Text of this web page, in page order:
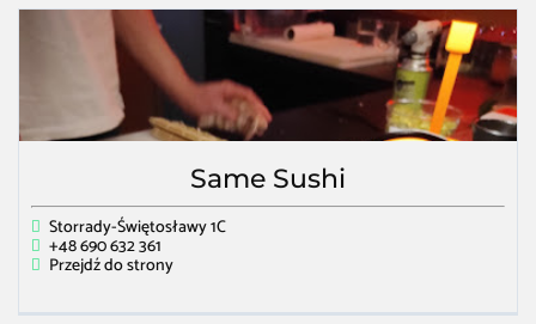
Same Sushi
Storrady-Świętosławy 1C
+48 690 632 361
Przejdź do strony